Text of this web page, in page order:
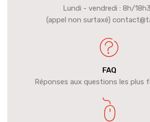
Lundi - vendredi : 8h/
(appel non surtaxé)
FAQ
Réponses aux questions les plus